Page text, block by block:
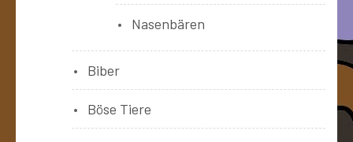
Nasenbären
Biber
Böse Tiere